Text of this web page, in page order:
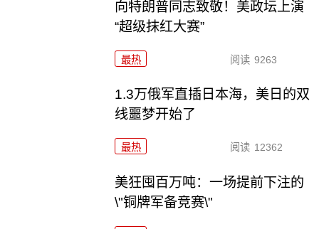
向特朗普同志致敬！美政坛上演
“超级抹红大赛”
最热 阅读 9263
1.3万俄军直插日本海，美日的双
线噩梦开始了
最热 阅读 12362
美狂囤百万吨：一场提前下注的
\"铜牌军备竞赛\"